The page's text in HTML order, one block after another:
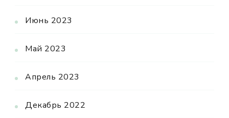
Июнь 2023
Май 2023
Апрель 2023
Декабрь 2022